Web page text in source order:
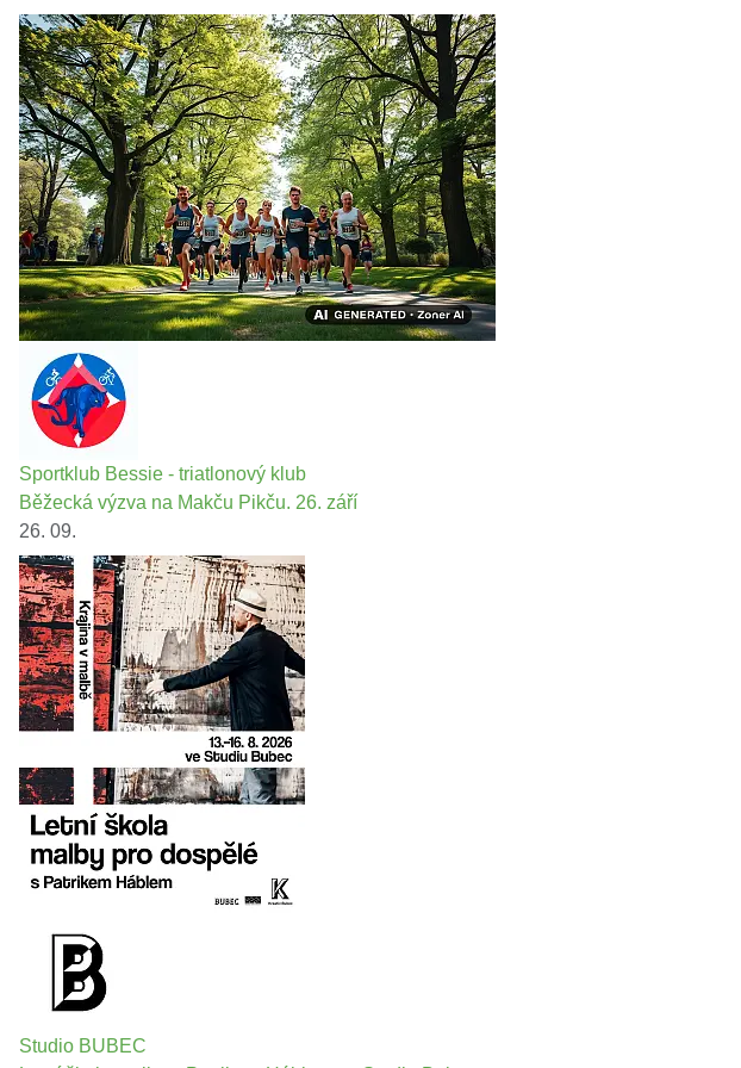
Sportklub Bessie - triatlonový klub
Běžecká výzva na Makču Pikču. 26. září
26. 09.
Studio BUBEC